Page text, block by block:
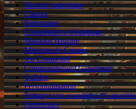
Histoire galactique
Classes
Partenaires
Compétences d'équipage
Missions Histoire
Missions de Groupe
Jeu Compétitif
Commandement Galactique
Guildes
Personnalisation
Partagez vos avantages et capacités
Forteresses